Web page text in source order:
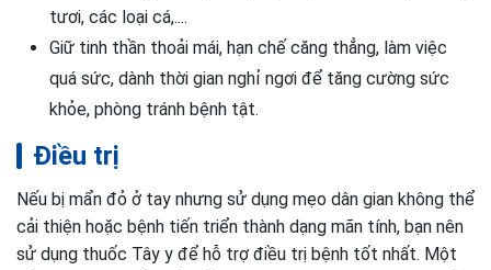
tươi, các loại cá,....
Giữ tinh thần thoải mái, hạn chế căng thẳng, làm việc
quá sức, dành thời gian nghỉ ngơi để tăng cường sức
khỏe, phòng tránh bệnh tật.
Điều trị
Nếu bị mẩn đỏ ở tay nhưng sử dụng mẹo dân gian không thể
cải thiện hoặc bệnh tiến triển thành dạng mãn tính, bạn nên
sử dụng thuốc Tây y để hỗ trợ điều trị bệnh tốt nhất. Một